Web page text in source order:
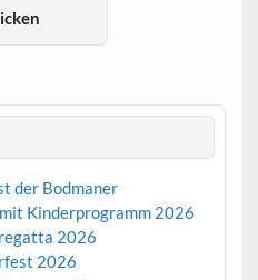
der Bodmaner
Kinderprogramm 2026
2026
2026